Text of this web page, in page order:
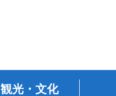
観光・文化